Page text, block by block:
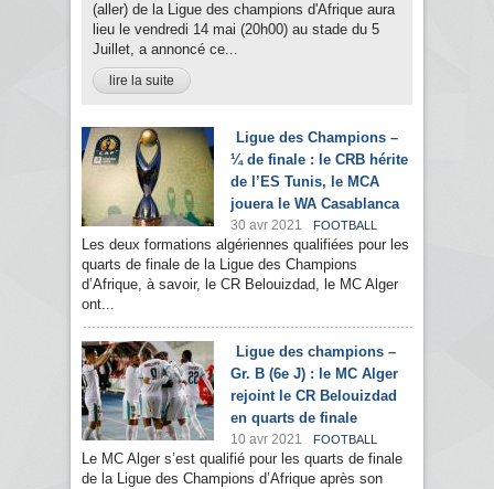
(aller) de la Ligue des champions d'Afrique aura
lieu le vendredi 14 mai (20h00) au stade du 5
Juillet, a annoncé ce...
lire la suite
Ligue des Champions –
¼ de finale : le CRB hérite
de l’ES Tunis, le MCA
jouera le WA Casablanca
30 avr 2021 FOOTBALL
Les deux formations algériennes qualifiées pour les
quarts de finale de la Ligue des Champions
d’Afrique, à savoir, le CR Belouizdad, le MC Alger
ont...
Ligue des champions –
Gr. B (6e J) : le MC Alger
rejoint le CR Belouizdad
en quarts de finale
10 avr 2021 FOOTBALL
Le MC Alger s’est qualifié pour les quarts de finale
de la Ligue des Champions d’Afrique après son